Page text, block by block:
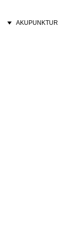
AKUPUNKTUR